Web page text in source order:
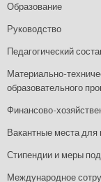
Образование
Руководство
Педагогический
Материально-
образовательного
Финансово-
Вакантные места
Стипендии и меры
Международное